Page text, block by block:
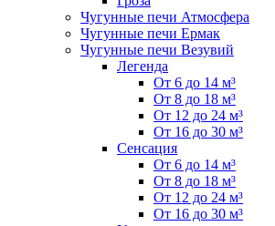
Чугунные печи Атмосфера
Чугунные печи Ермак
Чугунные печи Везувий
Легенда
От 6 до 14 м³
От 8 до 18 м³
От 12 до 24 м³
От 16 до 30 м³
Сенсация
От 6 до 14 м³
От 8 до 18 м³
От 12 до 24 м³
От 16 до 30 м³